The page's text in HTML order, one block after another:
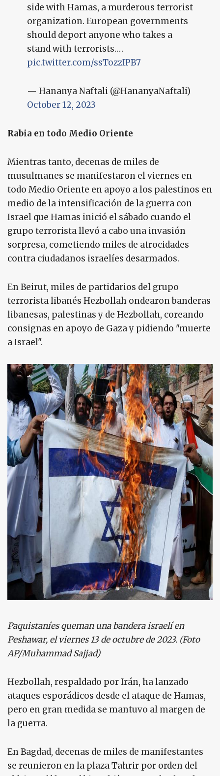
side with Hamas, a murderous terrorist
organization. European governments
should deport anyone who takes a
stand with terrorists.…
pic.twitter.com/ssTozzIPB7
— Hananya Naftali (@HananyaNaftali)
October 12, 2023
Rabia en todo Medio Oriente
Mientras tanto, decenas de miles de
musulmanes se manifestaron el viernes en
todo Medio Oriente en apoyo a los palestinos en
medio de la intensificación de la guerra con
Israel que Hamas inició el sábado cuando el
grupo terrorista llevó a cabo una invasión
sorpresa, cometiendo miles de atrocidades
contra ciudadanos israelíes desarmados.
En Beirut, miles de partidarios del grupo
terrorista libanés Hezbollah ondearon banderas
libanesas, palestinas y de Hezbollah, coreando
consignas en apoyo de Gaza y pidiendo "muerte
a Israel".
Paquistaníes queman una bandera israelí en
Peshawar, el viernes 13 de octubre de 2023. (Foto
AP/Muhammad Sajjad)
Hezbollah, respaldado por Irán, ha lanzado
ataques esporádicos desde el ataque de Hamas,
pero en gran medida se mantuvo al margen de
la guerra.
En Bagdad, decenas de miles de manifestantes
se reunieron en la plaza Tahrir por orden del